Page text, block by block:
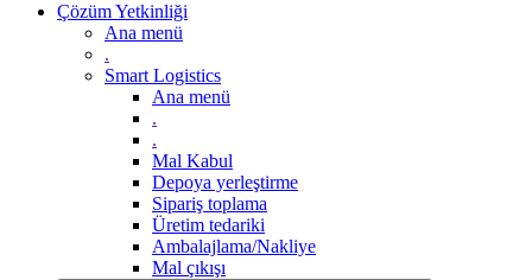
Çözüm Yetkinliği
Ana menü
.
Smart Logistics
Ana menü
.
.
Mal Kabul
Depoya yerleştirme
Sipariş toplama
Üretim tedariki
Ambalajlama/Nakliye
Mal çıkışı